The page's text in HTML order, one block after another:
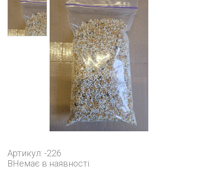
Артикул: -226
ВНемає в наявності